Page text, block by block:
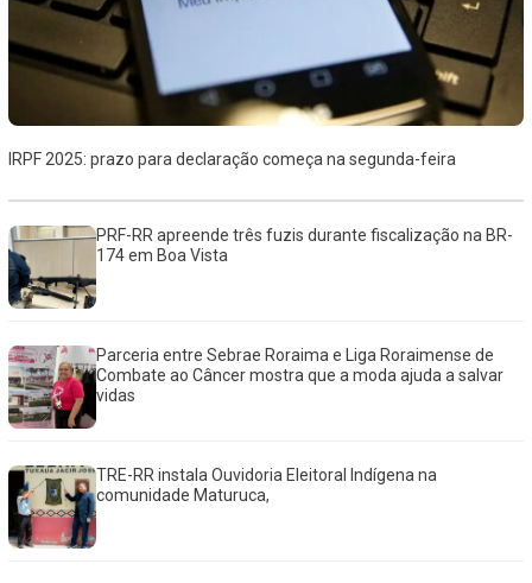
IRPF 2025: prazo para declaração começa na segunda-feira
PRF-RR apreende três fuzis durante fiscalização na BR-
174 em Boa Vista
Parceria entre Sebrae Roraima e Liga Roraimense de
Combate ao Câncer mostra que a moda ajuda a salvar
vidas
TRE-RR instala Ouvidoria Eleitoral Indígena na
comunidade Maturuca,